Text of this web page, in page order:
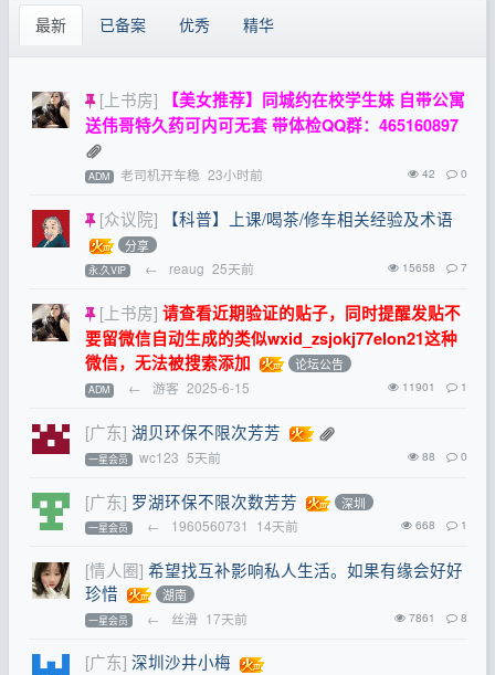
最新 已备案 优秀 精华
[上书房]
【美女推荐】同城约在校学生妹 自带公寓
送伟哥特久药可内可无套 带体检QQ群：465160897
ADM 老司机开车稳 23小时前 42 0
[众议院] 【科普】上课/喝茶/修车相关经验及术语
分享
永.久VIP ← reaug 25天前 15658 7
[上书房] 请查看近期验证的贴子，同时提醒发贴不
要留微信自动生成的类似wxid_zsjokj77elon21这种
微信，无法被搜索添加
论坛公告
ADM ← 游客 2025-6-15 11901 1
[广东] 湖贝环保不限次芳芳
一星会员 wc123 5天前 88 0
[广东] 罗湖环保不限次数芳芳 深圳
一星会员 ← 1960560731 14天前 668 1
[情人圈] 希望找互补影响私人生活。如果有缘会好好
珍惜
湖南
一星会员 ← 丝滑 17天前 7861 8
[广东] 深圳沙井小梅